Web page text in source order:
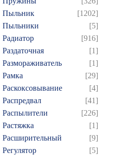
Пыльник
[1202]
Пыльники
[5]
Радиатор
[916]
Раздаточная
[1]
Размораживатель
[1]
Рамка
[29]
Раскоксовывание
[4]
Распредвал
[41]
Распылители
[226]
Растяжка
[1]
Расширительный
[9]
Регулятор
[5]